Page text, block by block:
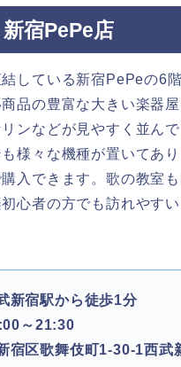
宿PePe店
している新宿PePeの6
品の豊富な大きい楽器
ンなどが見やすく並んで
様々な機種が置いてあ
入できます。歌の教室
心者の方でも訪れやす
新宿駅から徒歩1分
～21:30
宿区歌舞伎町1-30-1西武